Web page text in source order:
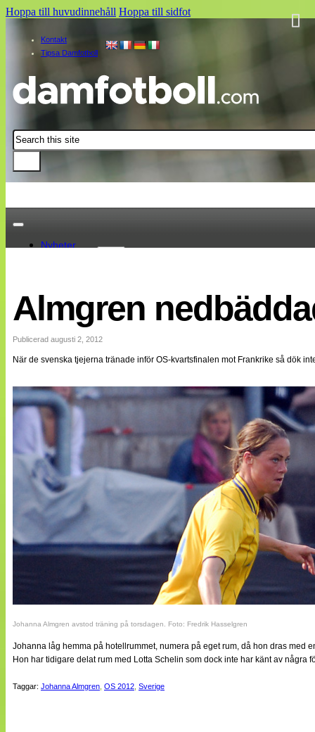
Hoppa till huvudinnehåll Hoppa till sidfot
Kontakt
Tipsa Damfotboll
Sök
Nyheter
EM 2013
Internationellt
Bildreportage
Bloggar
Webb-TV
Cuper
Medlemsbilder
Till klubbkassan
NÄTverket
Split vision
Om oss
Annonsera
Statistik
Tipsa Damfotboll
Kontakt
Almgren
Publicerad augusti 2, 2012
När de svenska tjejerna tränade inför OS-kvartsfinalen mot Frankrike så dök
Johanna Almgren avstod träning på torsdagen. Foto: Fredrik Hasselgren
Johanna låg hemma på hotellrummet, numera på eget rum, då hon dras med
Hon har tidigare delat rum med Lotta Schelin som dock inte har känt av
Taggar: Johanna Almgren OS 2012 Sverige